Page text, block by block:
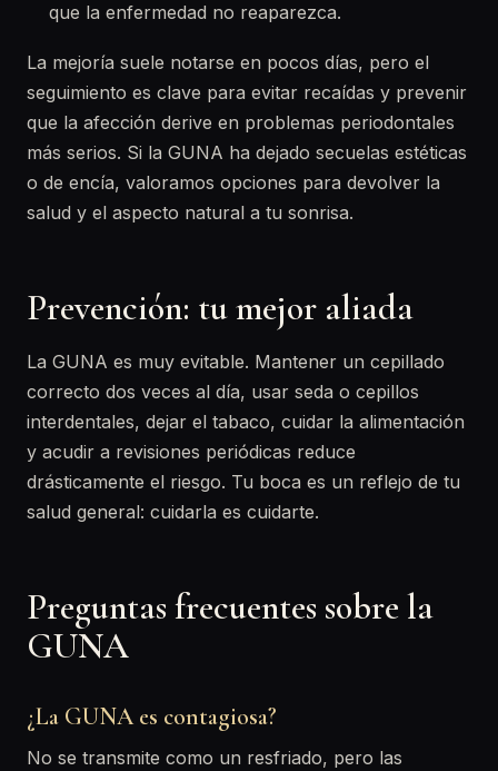
que la enfermedad no reaparezca.
La mejoría suele notarse en pocos días, pero el
seguimiento es clave para evitar recaídas y prevenir
que la afección derive en problemas periodontales
más serios. Si la GUNA ha dejado secuelas estéticas
o de encía, valoramos opciones para devolver la
salud y el aspecto natural a tu sonrisa.
Prevención: tu mejor aliada
La GUNA es muy evitable. Mantener un cepillado
correcto dos veces al día, usar seda o cepillos
interdentales, dejar el tabaco, cuidar la alimentación
y acudir a revisiones periódicas reduce
drásticamente el riesgo. Tu boca es un reflejo de tu
salud general: cuidarla es cuidarte.
Preguntas frecuentes sobre la
GUNA
¿La GUNA es contagiosa?
No se transmite como un resfriado, pero las